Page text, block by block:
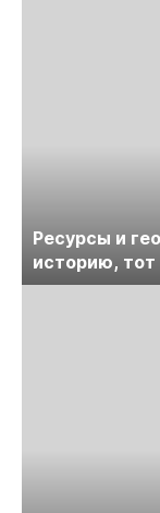
Ресурсы и
историю, тот